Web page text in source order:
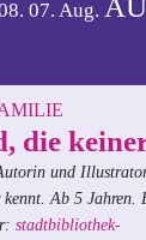
07. Aug.
die
und
kennt. Ab 5
stadtbibliothek-